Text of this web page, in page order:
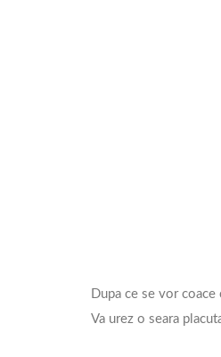
Dupa ce se vor
Va urez o seara